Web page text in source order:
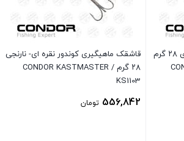
قاشقک ماهیگیری کوندور نقره ای ۲۸ گرم
قاشقک ماهیگیری کوندور نقره ای- نارنجی
۲۸ گرم / CONDOR KASTMASTER
KS1103
556,842 تومان